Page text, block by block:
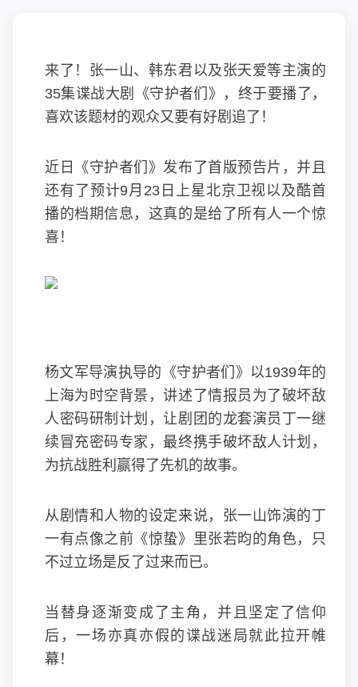
来了！张一山、韩东君以及张天爱等主演的
35集谍战大剧《守护者们》，终于要播了，
喜欢该题材的观众又要有好剧追了！
近日《守护者们》发布了首版预告片，并且
还有了预计9月23日上星北京卫视以及酷首
播的档期信息，这真的是给了所有人一个惊
喜！
杨文军导演执导的《守护者们》以1939年的
上海为时空背景，讲述了情报员为了破坏敌
人密码研制计划，让剧团的龙套演员丁一继
续冒充密码专家，最终携手破坏敌人计划，
为抗战胜利赢得了先机的故事。
从剧情和人物的设定来说，张一山饰演的丁
一有点像之前《惊蛰》里张若昀的角色，只
不过立场是反了过来而已。
当替身逐渐变成了主角，并且坚定了信仰
后，一场亦真亦假的谍战迷局就此拉开帷
幕！